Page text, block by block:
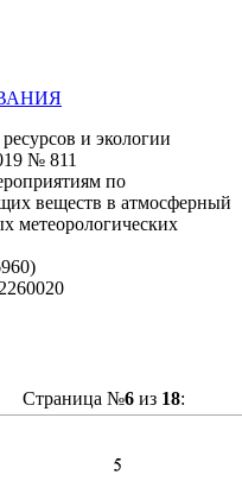
и экологии
№ 811
по
веществ в атмосферный
метеорологических
Страница №6из 18: